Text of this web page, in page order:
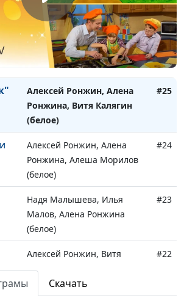
Надя Мылышева, Витя
Калягин, Алена Ронжина
#27
Надя Мылышева, Витя
Калягин, Алена Ронжина
#26
Алексей Ронжин, Алена
Ронжина, Витя Калягин
(белое)
#25
Алексей Ронжин, Алена
Ронжина, Алеша Морилов
(белое)
#24
Надя Малышева, Илья
Малов, Алена Ронжина
(белое)
#23
Алексей Ронжин, Витя
Калягин, Алёна Ронжина
#22
Алексей Ронжин, Витя
#21
Скачать